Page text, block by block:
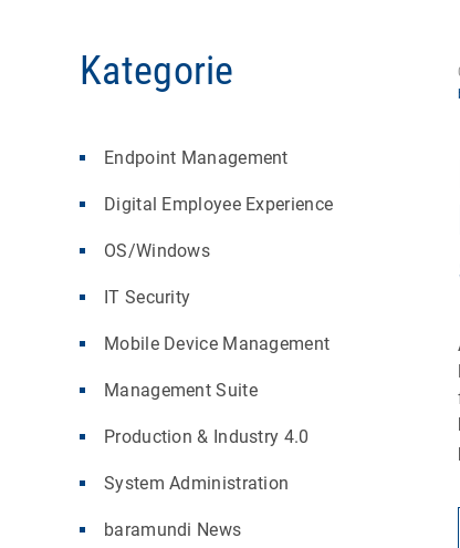
Kategorie
Endpoint Management
Digital Employee Experience
OS/Windows
IT Security
Mobile Device Management
Management Suite
Production & Industry 4.0
System Administration
baramundi News